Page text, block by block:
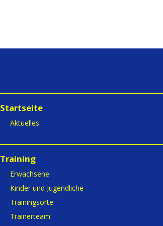
Startseite
Aktuelles
Training
Erwachsene
Kinder und Jugendliche
Trainingsorte
Trainerteam